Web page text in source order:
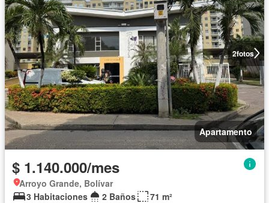
2fotos
Apartamento
$ 1.140.000/mes
Arroyo Grande, Bolívar
3 Habitaciones
2 Baños 71 m²